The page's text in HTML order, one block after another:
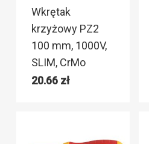
Wkrętak
krzyżowy PZ2
100 mm, 1000V,
SLIM, CrMo
20.66 zł